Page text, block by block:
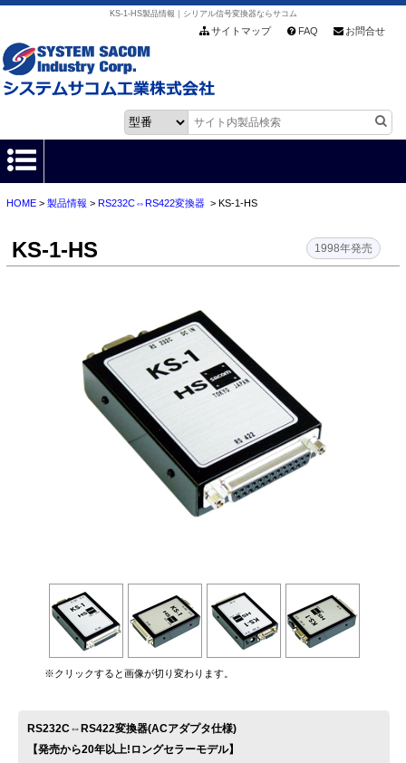
KS-1-HS製品情報｜シリアル信号変換器ならサコム
サイトマップ FAQ お問合せ
HOME
お客様サポート
会社情報
HOME> 製品情報 > RS232C⇔RS422変換器> KS-1-HS
KS-1-HS 1998年発売
※クリックすると画像が切り変わります。
RS232C⇔RS422変換器(ACアダプタ仕様)
【発売から20年以上!ロングセラーモデル】